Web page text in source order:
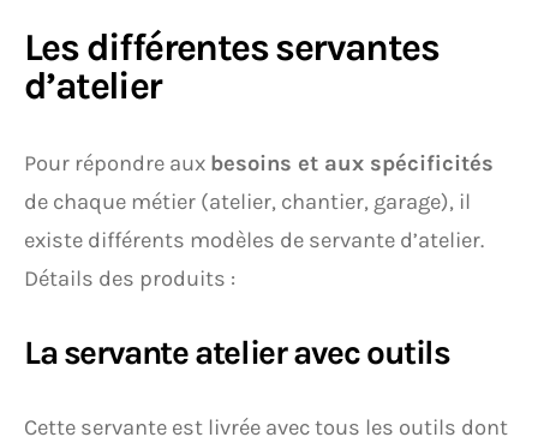
Les différentes servantes
d’atelier
Pour répondre aux besoins et aux spécificités
de chaque métier (atelier, chantier, garage), il
existe différents modèles de servante d’atelier.
Détails des produits :
La servante atelier avec outils
Cette servante est livrée avec tous les outils dont